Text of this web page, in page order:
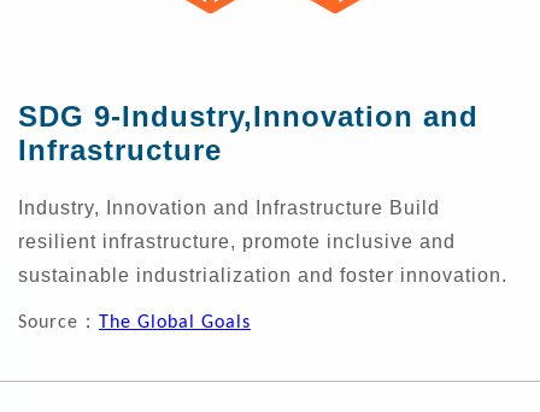
SDG 9-Industry,Innovation and
Infrastructure
Industry, Innovation and Infrastructure Build
resilient infrastructure, promote inclusive and
sustainable industrialization and foster innovation.
Source ： The Global Goals